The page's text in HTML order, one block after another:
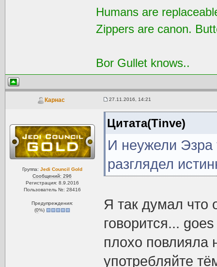
Humans are
Zippers are canon.
Bor Gullet knows..
Карнас 27.11.2016, 14:21
Группа: Jedi Council Gold
Сообщений: 296
Регистрация: 8.9.2016
Пользователь №: 28416
Предупреждения:
(0%)
Цитата(Tinve)
И неужели Эзра
разглядел
Я так думал что
говорится...
плохо повлияла
употребляйте